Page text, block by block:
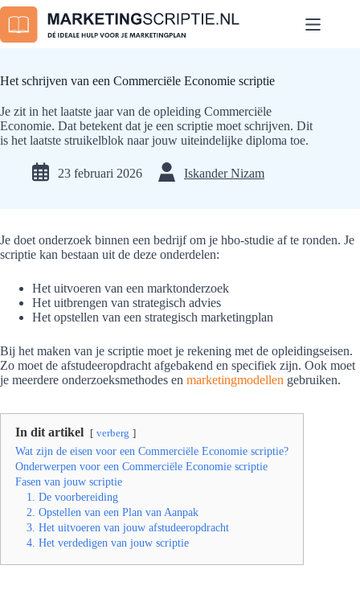
Ga
naar
de
Het schrijven van een Commerciële Economie scriptie
Je zit in het laatste jaar van de opleiding Commerciële
Economie. Dat betekent dat je een scriptie moet schrijven. Dit
is het laatste struikelblok naar jouw uiteindelijke diploma toe.
23 februari 2026 Iskander Nizam
Je doet onderzoek binnen een bedrijf om je hbo-studie af te ronden. Je
scriptie kan bestaan uit de deze onderdelen:
Het uitvoeren van een marktonderzoek
Het uitbrengen van strategisch advies
Het opstellen van een strategisch marketingplan
Bij het maken van je scriptie moet je rekening met de opleidingseisen.
Zo moet de afstudeeropdracht afgebakend en specifiek zijn. Ook moet
je meerdere onderzoeksmethodes en marketingmodellen gebruiken.
In dit artikel verberg
Wat zijn de eisen voor een Commerciële Economie scriptie?
Onderwerpen voor een Commerciële Economie scriptie
Fasen van jouw scriptie
1. De voorbereiding
2. Opstellen van een Plan van Aanpak
3. Het uitvoeren van jouw afstudeeropdracht
4. Het verdedigen van jouw scriptie